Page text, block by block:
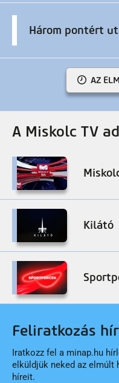
Három pontért
AZ
A Miskolc TV
Kilátó
Feliratkozás
Iratkozz fel a minap.hu
elküldjük neked az elmúlt
híreit.